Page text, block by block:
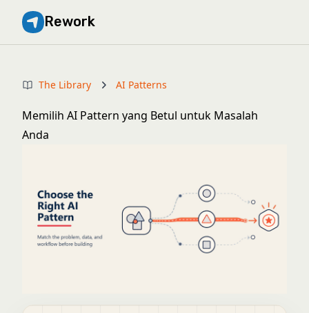
Rework
The Library AI Patterns
Memilih AI Pattern yang Betul untuk Masalah
Anda